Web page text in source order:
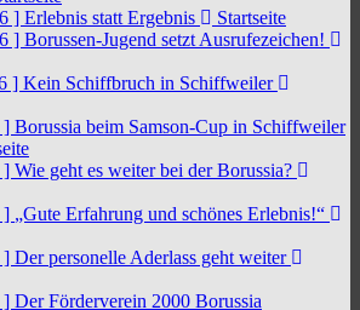
] Erlebnis statt Ergebnis
Startseite
] Borussen-Jugend setzt Ausrufezeichen!
] Kein Schiffbruch in Schiffweiler
] Borussia beim Samson-Cup in Schiffweiler
] Wie geht es weiter bei der Borussia?
] „Gute Erfahrung und schönes Erlebnis!“
] Der personelle Aderlass geht weiter
] Der Förderverein 2000 Borussia